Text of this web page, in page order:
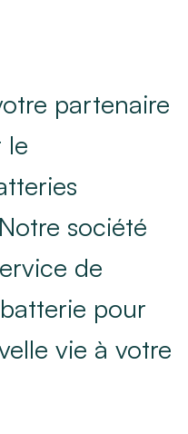
partenaire
le
société
de
pour
vie à votre